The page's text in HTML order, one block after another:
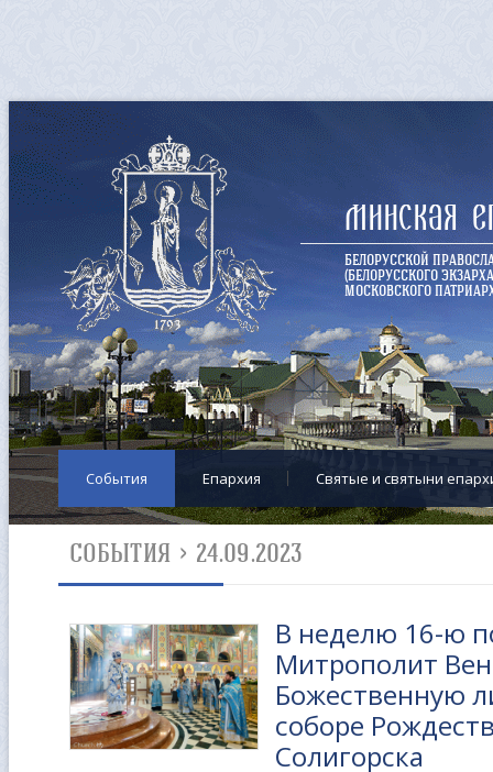
Минская
БЕЛОРУССКОЙ
(БЕЛОРУССКОГО
МОСКОВСКОГО
События Епархия Cвятые и святыни
СОБЫТИЯ > 24.09.2023
В неделю 16-ю
Митрополит
Божественную
соборе
Солигорска